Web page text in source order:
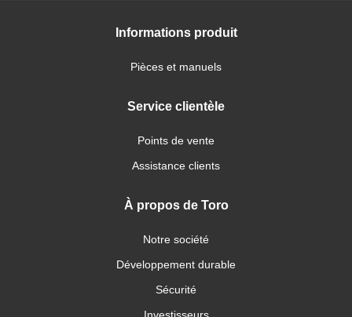
Informations produit
Pièces et manuels
Service clientèle
Points de vente
Assistance clients
À propos de Toro
Notre société
Développement durable
Sécurité